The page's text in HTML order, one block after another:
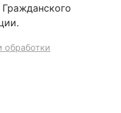
обработки